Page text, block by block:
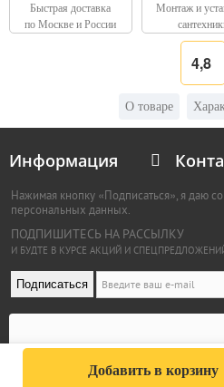
Добавить в корзину
Быстрая доставка
по Москве и России
Монтаж и
4,8
О товаре
Информация
© 2009 - 2026 "SVDD",
Нажимая кнопку «Подписаться», я даю
персональных данных.
ПОДПИШИТЕСЬ НА РАССЫЛКУ
И БУДТЕ В КУРСЕ АКЦИЙ И
Подписаться